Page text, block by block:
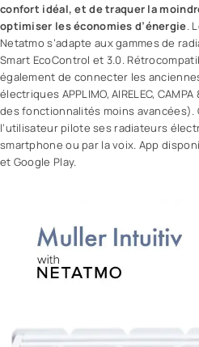
confort idéal, et de traquer la
optimiser les économies d’énergie.
Netatmo s’adapte aux gammes de
Smart EcoControl et 3.0.
également de connecter les
électriques APPLIMO, AIRELEC,
des fonctionnalités moins avancées).
l’utilisateur pilote ses radiateurs
smartphone ou par la voix. App
et Google Play.